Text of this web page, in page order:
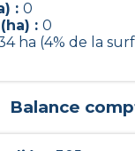
: 0
: 0
ha (4% de la
Balance